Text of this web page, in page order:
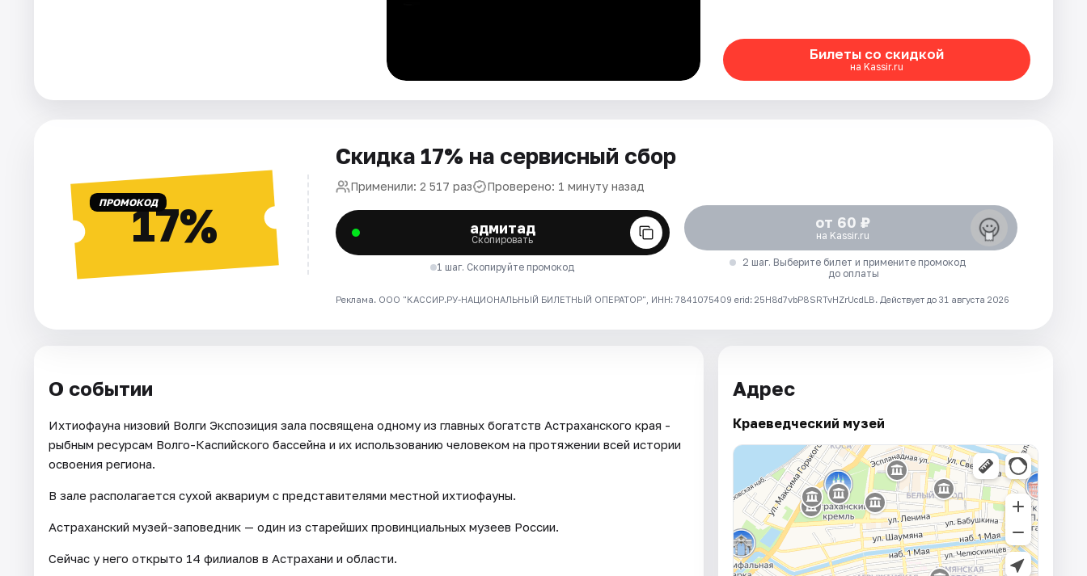
Билеты со скидкой
на Kassir.ru
ПРОМОКОД17%
Скидка 17% на сервисный сбор
Применили: 2 517 раз Проверено: 1 минуту назад
адмитад
Скопировать
1 шаг. Скопируйте промокод
от 60 ₽
на Kassir.ru
2 шаг. Выберите билет и примените промокод
до оплаты
Реклама. ООО "КАССИР.РУ-НАЦИОНАЛЬНЫЙ БИЛЕТНЫЙ ОПЕРАТОР", ИНН: 7841075409 erid: 25H8d7vbP8SRTvHZrUcdLB. Действует до 31 августа 2026
О событии
Ихтиофауна низовий Волги Экспозиция зала посвящена одному из главных богатств Астраханского края -
рыбным ресурсам Волго-Каспийского бассейна и их использованию человеком на протяжении всей истории
освоения региона.
В зале располагается сухой аквариум с представителями местной ихтиофауны.
Астраханский музей-заповедник — один из старейших провинциальных музеев России.
Сейчас у него открыто 14 филиалов в Астрахани и области.
Адрес
Краеведческий музей